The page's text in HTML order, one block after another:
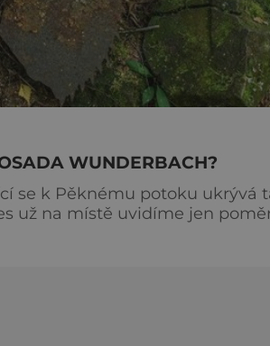
WUNDERBACH?
se k Pěknému potoku ukrývá
už na místě uvidíme jen